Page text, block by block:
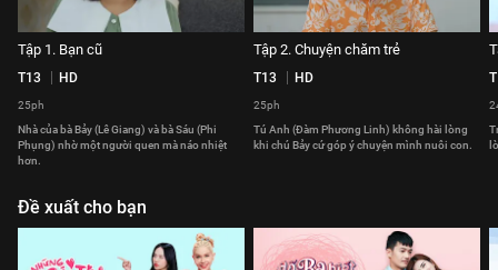
Tập 1. Bạn cũ
T13 HD
25ph
Nhà của bà Bảy (Lê Giang) và bà Sáu (Phi
Phụng) nhờ một người quen mà náo nhiệt
hơn.
Tập 2. Chuyện chăm trẻ
T13 HD
25ph
Tú Anh (Đàm Phương Linh) không hài lòng
khi chú Bảy cứ góp ý chuyện mình nuôi con.
Đề xuất cho bạn